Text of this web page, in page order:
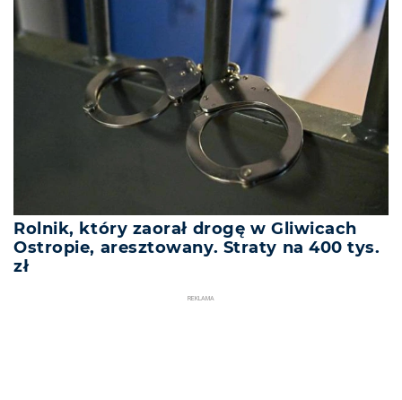
Rolnik, który zaorał drogę w Gliwicach
Ostropie, aresztowany. Straty na 400 tys.
zł
REKLAMA